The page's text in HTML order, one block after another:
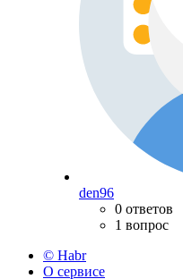
den96
0 ответов
1 вопрос
© Habr
О сервисе